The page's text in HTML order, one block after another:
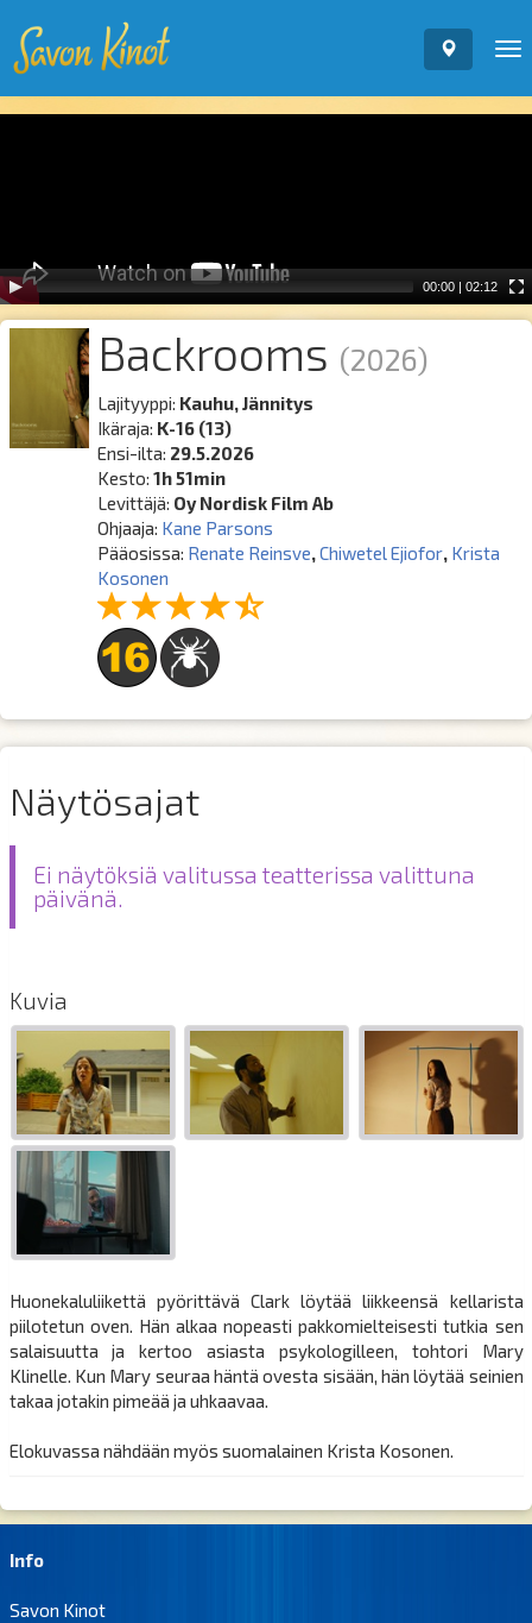
00:00 | 02:12
Backrooms (2026)
Lajityyppi: Kauhu, Jännitys
Ikäraja: K-16 (13)
Ensi-ilta: 29.5.2026
Kesto:1h 51min
Levittäjä: Oy Nordisk Film Ab
Ohjaaja: Kane Parsons
Pääosissa: Renate Reinsve,Chiwetel Ejiofor, Krista
Kosonen
Näytösajat
Ei näytöksiä valitussa teatterissa valittuna
päivänä.
Kuvia
Huonekaluliikettä pyörittävä Clark löytää liikkeensä kellarista
piilotetun oven. Hän alkaa nopeasti pakkomielteisesti tutkia sen
salaisuutta ja kertoo asiasta psykologilleen, tohtori Mary
Klinelle. Kun Mary seuraa häntä ovesta sisään, hän löytää seinien
takaa jotakin pimeää ja uhkaavaa.
Elokuvassa nähdään myös suomalainen Krista Kosonen.
Info
Savon Kinot